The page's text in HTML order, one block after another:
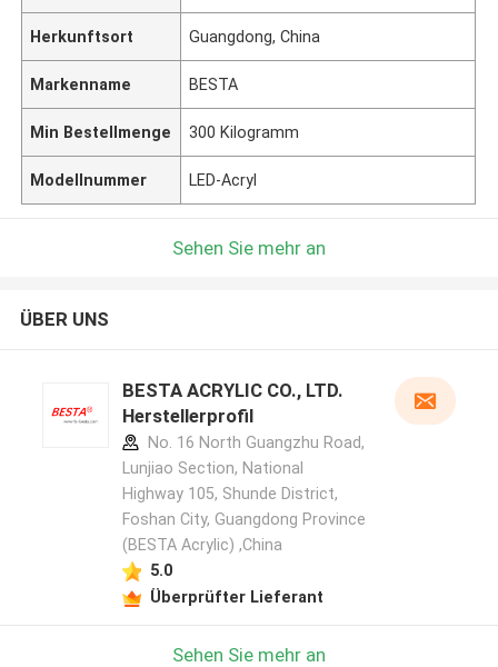
Herkunftsort Guangdong, China
Markenname BESTA
Min Bestellmenge 300 Kilogramm
Modellnummer LED-Acryl
Sehen Sie mehr an
ÜBER UNS
BESTA ACRYLIC CO., LTD.
Herstellerprofil
No. 16 North Guangzhu Road,
Lunjiao Section, National
Highway 105, Shunde District,
Foshan City, Guangdong Province
(BESTA Acrylic) ,China
5.0
Überprüfter Lieferant
Sehen Sie mehr an